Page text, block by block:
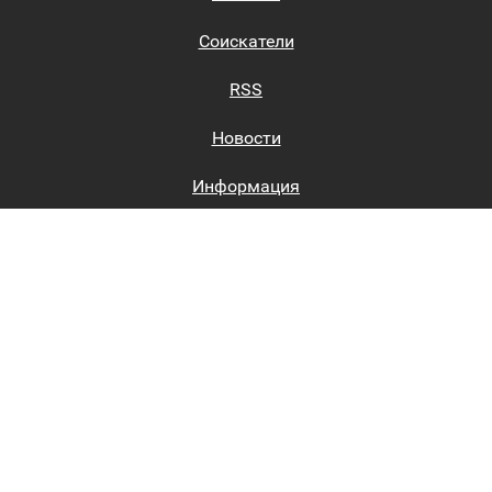
Соискатели
RSS
Новости
Информация